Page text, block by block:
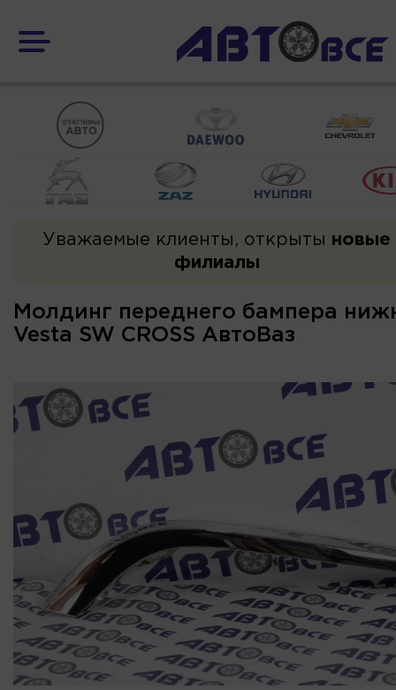
Уважаемые клиенты, открыты новые
филиалы
Молдинг переднего бампера
Vesta SW CROSS АвтоВаз